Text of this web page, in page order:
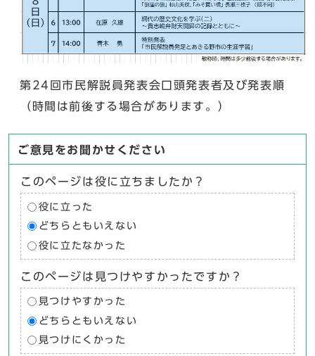
第24回市民解説員発表会口頭発表者及び発表順
（時間は前後する場合があります。）
ご意見をお聞かせください
このページは役に立ちましたか？
役に立った
どちらともいえない
役に立たなかった
このページは見つけやすかったですか？
見つけやすかった
どちらともいえない
見つけにくかった